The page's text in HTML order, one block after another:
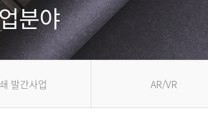
분야
발간사업 AR/VR